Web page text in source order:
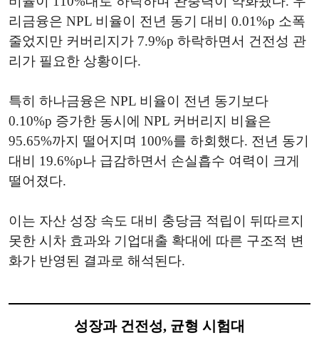
리금융은 NPL 비율이 전년 동기 대비 0.01%p 소폭
줄었지만 커버리지가 7.9%p 하락하면서 건전성 관
리가 필요한 상황이다.
특히 하나금융은 NPL 비율이 전년 동기보다
0.10%p 증가한 동시에 NPL 커버리지 비율은
95.65%까지 떨어지며 100%를 하회했다. 전년 동기
대비 19.6%p나 급감하면서 손실흡수 여력이 크게
떨어졌다.
이는 자산 성장 속도 대비 충당금 적립이 뒤따르지
못한 시차 효과와 기업대출 확대에 따른 구조적 변
화가 반영된 결과로 해석된다.
성장과 건전성, 균형 시험대